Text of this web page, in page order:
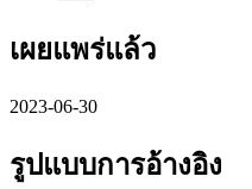
เผยแพร่แล้ว
2023-06-30
รูปแบบการอ้างอิง